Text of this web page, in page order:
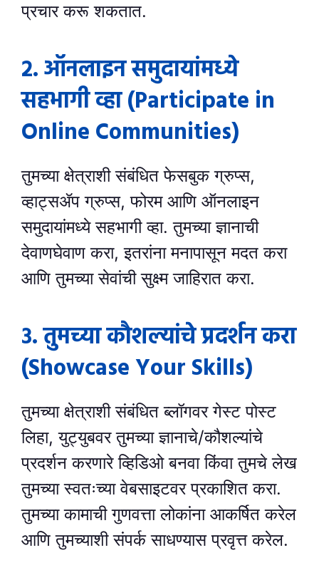
प्रचार करू शकतात.
२. ऑनलाइन समुदायांमध्ये
सहभागी व्हा (Participate in
Online Communities)
तुमच्या क्षेत्राशी संबंधित फेसबुक ग्रुप्स,
व्हाट्सॲप ग्रुप्स, फोरम आणि ऑनलाइन
समुदायांमध्ये सहभागी व्हा. तुमच्या ज्ञानाची
देवाणघेवाण करा, इतरांना मनापासून मदत करा
आणि तुमच्या सेवांची सुक्ष्म जाहिरात करा.
३. तुमच्या कौशल्यांचे प्रदर्शन करा
(Showcase Your Skills)
तुमच्या क्षेत्राशी संबंधित ब्लॉगवर गेस्ट पोस्ट
लिहा, युट्युबवर तुमच्या ज्ञानाचे/कौशल्यांचे
प्रदर्शन करणारे व्हिडिओ बनवा किंवा तुमचे लेख
तुमच्या स्वतःच्या वेबसाइटवर प्रकाशित करा.
तुमच्या कामाची गुणवत्ता लोकांना आकर्षित करेल
आणि तुमच्याशी संपर्क साधण्यास प्रवृत्त करेल.